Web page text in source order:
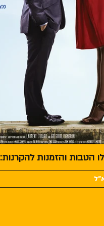
הטבות והזמנות להקרנות: